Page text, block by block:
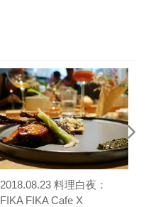
2018.08.23 料理白夜：
FIKA FIKA Cafe X